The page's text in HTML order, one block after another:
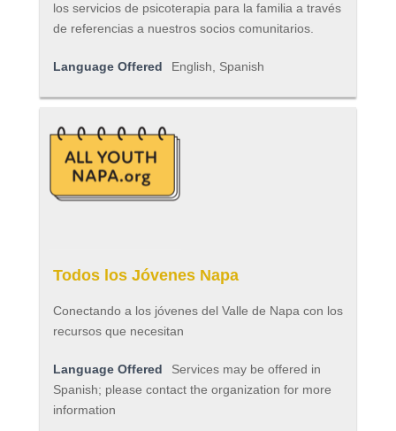
los servicios de psicoterapia para la familia a través
de referencias a nuestros socios comunitarios.
Language Offered English, Spanish
Todos los Jóvenes Napa
Conectando a los jóvenes del Valle de Napa con los
recursos que necesitan
Language Offered
Services may be offered in
Spanish; please contact the organization for more
information